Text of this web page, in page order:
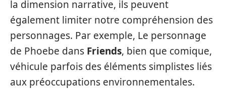
la dimension narrative, ils peuvent
également limiter notre compréhension des
personnages. Par exemple, Le personnage
de Phoebe dans Friends, bien que comique,
véhicule parfois des éléments simplistes liés
aux préoccupations environnementales.